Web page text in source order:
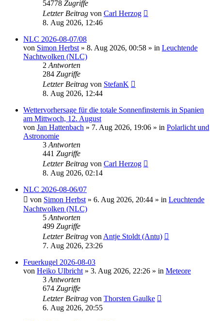
54778 Zugriffe
Letzter Beitrag von Carl Herzog
8. Aug 2026, 12:46
NLC 2026-08-07/08
von Simon Herbst » 8. Aug 2026, 00:58 » in Leuchtende
Nachtwolken (NLC)
2 Antworten
284 Zugriffe
Letzter Beitrag von StefanK
8. Aug 2026, 12:44
Wettervorhersage für die totale Sonnenfinsternis in Spanien
am Mittwoch, 12. August
von Jan Hattenbach » 7. Aug 2026, 19:06 » in Polarlicht und
Astronomie
3 Antworten
441 Zugriffe
Letzter Beitrag von Carl Herzog
8. Aug 2026, 02:14
NLC 2026-08-06/07
von Simon Herbst » 6. Aug 2026, 20:44 » in Leuchtende
Nachtwolken (NLC)
5 Antworten
499 Zugriffe
Letzter Beitrag von Antje Stoldt (Antu)
7. Aug 2026, 23:26
Feuerkugel 2026-08-03
von Heiko Ulbricht » 3. Aug 2026, 22:26 » in Meteore
3 Antworten
674 Zugriffe
Letzter Beitrag von Thorsten Gaulke
6. Aug 2026, 20:55